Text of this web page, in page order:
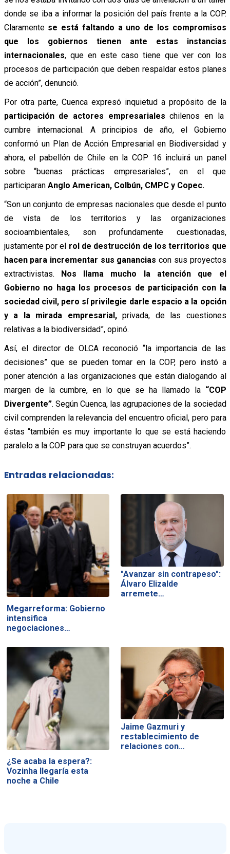
donde se iba a informar la posición del país frente a la COP.
Claramente se está faltando a uno de los compromisos
que los gobiernos tienen ante estas instancias
internacionales, que en este caso tiene que ver con los
procesos de participación que deben respaldar estos planes
de acción”, denunció.
Por otra parte, Cuenca expresó inquietud a propósito de la
participación de actores empresariales chilenos en la
cumbre internacional. A principios de año, el Gobierno
conformó un Plan de Acción Empresarial en Biodiversidad y
ahora, el pabellón de Chile en la COP 16 incluirá un panel
sobre “buenas prácticas empresariales”, en el que
participaran Anglo American, Colbún, CMPC y Copec.
“Son un conjunto de empresas nacionales que desde el punto
de vista de los territorios y las organizaciones
socioambientales, son profundamente cuestionadas,
justamente por el rol de destrucción de los territorios que
hacen para incrementar sus ganancias con sus proyectos
extractivistas. Nos llama mucho la atención que el
Gobierno no haga los procesos de participación con la
sociedad civil, pero sí privilegie darle espacio a la opción
y a la mirada empresarial,privada, de las cuestiones
relativas a la biodiversidad”, opinó.
Así, el director de OLCA reconoció “la importancia de las
decisiones” que se pueden tomar en la COP, pero instó a
poner atención a las organizaciones que están dialogando al
margen de la cumbre, en lo que se ha llamado la “COP
Divergente”. Según Cuenca, las agrupaciones de la sociedad
civil comprenden la relevancia del encuentro oficial, pero para
éstas “también es muy importante lo que se está haciendo
paralelo a la COP para que se construyan acuerdos”.
Entradas relacionadas:
Megarreforma: Gobierno
intensifica
negociaciones…
"Avanzar sin contrapeso":
Álvaro Elizalde
arremete…
¿Se acaba la espera?:
Vozinha llegaría esta
noche a Chile
Jaime Gazmuri y
restablecimiento de
relaciones con…